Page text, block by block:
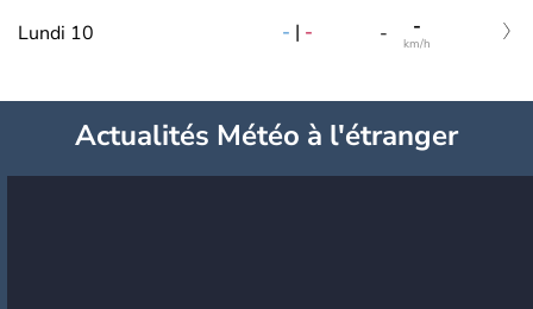
Lundi 10 - | - - -
km/h
Actualités Météo à l'étranger